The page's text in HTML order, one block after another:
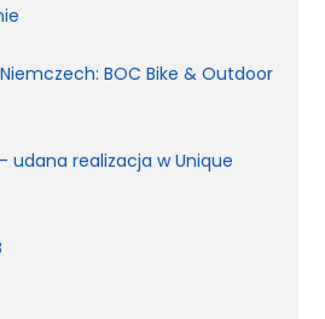
BOC Bike & Outdoor
udana realizacja w Unique